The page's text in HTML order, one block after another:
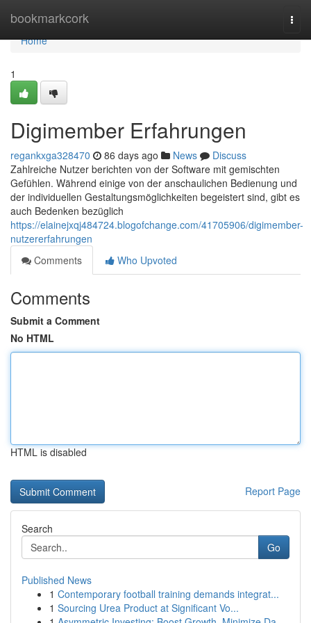
bookmarkcork
Home
Home
1
Digimember Erfahrungen
regankxga328470 86 days ago News
Discuss
Zahlreiche Nutzer berichten von der Software mit gemischten
Gefühlen. Während einige von der anschaulichen Bedienung und
der individuellen Gestaltungsmöglichkeiten begeistert sind, gibt es
auch Bedenken bezüglich
https://elainejxqj484724.blogofchange.com/41705906/digimember-
nutzererfahrungen
Comments
Who Upvoted
Comments
Submit a Comment
No HTML
HTML is disabled
Report Page
Search
Go
Published News
1 Contemporary football training demands integrat...
1 Sourcing Urea Product at Significant Vo...